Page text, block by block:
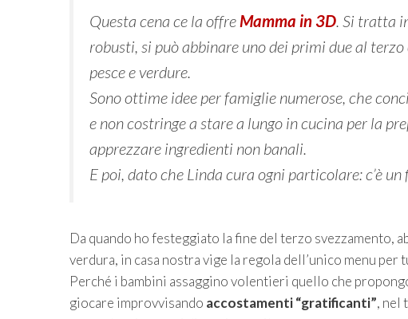
Questa cena ce la offreMamma in 3D. Si tratta
robusti, si può abbinare uno dei primi due al
pesce e verdure.
Sono ottime idee per famiglie numerose, che
e non costringe a stare a lungo in cucina per la
apprezzare ingredienti non banali.
E poi, dato che Linda cura ogni particolare: c’è
Da quando ho festeggiato la fine del terzo svezzamento,
verdura, in casa nostra vige la regola dell’unico menu per
Perché i bambini assaggino volentieri quello che
giocare improvvisando accostamenti “gratificanti”, nel